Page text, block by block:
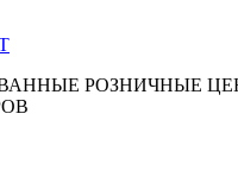
РОЗНИЧНЫЕ